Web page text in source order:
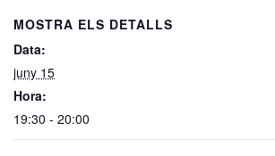
MOSTRA ELS DETALLS
Data:
juny 15
Hora:
19:30 - 20:00